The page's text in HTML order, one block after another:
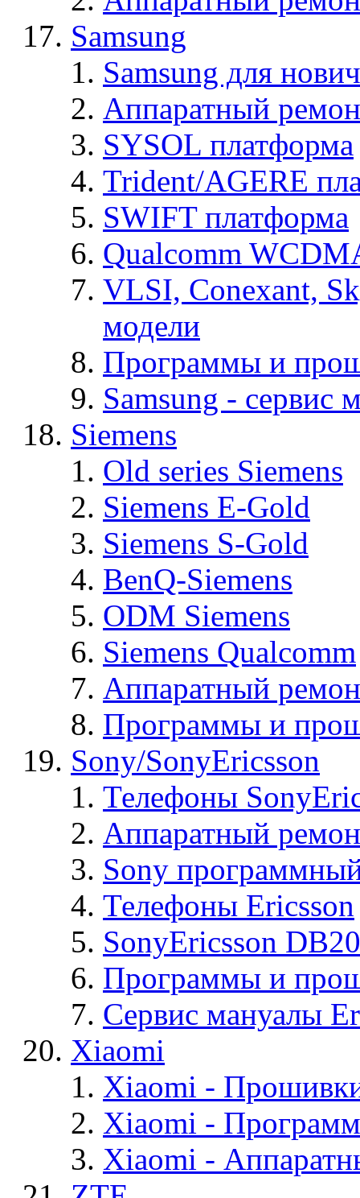
Samsung
Samsung для
Аппаратный
SYSOL платформа
Trident/AGERE
SWIFT платформа
Qualcomm
VLSI, Conexant,
модели
Программы и
Samsung - cервис
Siemens
Old series Siemens
Siemens E-Gold
Siemens S-Gold
BenQ-Siemens
ODM Siemens
Siemens Qualcomm
Аппаратный
Программы и
Sony/SonyEricsson
Телефоны
Аппаратный
Sony
Телефоны Ericsson
SonyEricsson
Программы и
Сервис мануалы
Xiaomi
Xiaomi -
Xiaomi -
Xiaomi -